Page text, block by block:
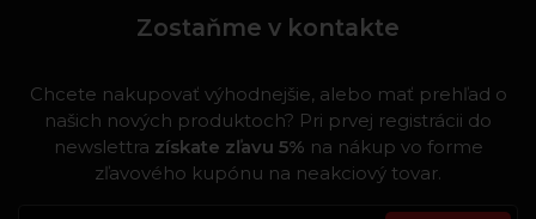
Zostaňme v kontakte
Chcete nakupovať výhodnejšie, alebo mať prehľad o
našich nových produktoch? Pri prvej registrácii do
newslettra získate zľavu 5% na nákup vo forme
zľavového kupónu na neakciový tovar.